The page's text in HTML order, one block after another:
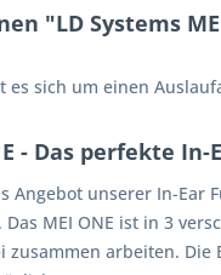
"LD Systems
es sich um einen
- Das perfekte
Angebot unserer In-
MEI ONE ist in 3
arbeiten.